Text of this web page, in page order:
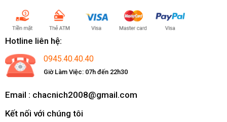
Hotline liên hệ:
0945.40.40.40
Giờ Làm Việc: 07h đến 22h30
Email : chacnich2008@gmail.com
Kết nối với chúng tôi